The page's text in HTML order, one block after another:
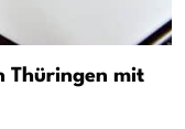
Thüringen mit